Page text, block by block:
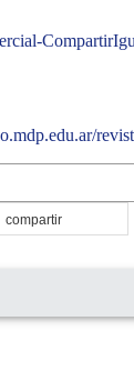
compartir